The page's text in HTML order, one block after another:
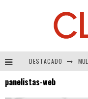
DESTACADO
panelistas-web